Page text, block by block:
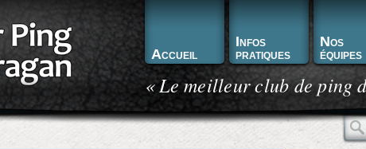
« Le meilleur club de ping
Accueil
Infos
pratiques
Nos
équipes